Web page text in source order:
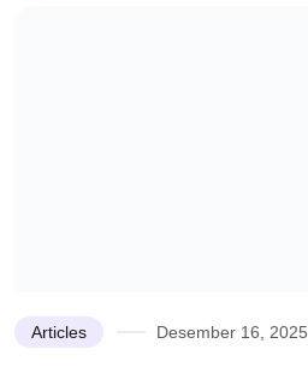
Articles Desember 16, 2025